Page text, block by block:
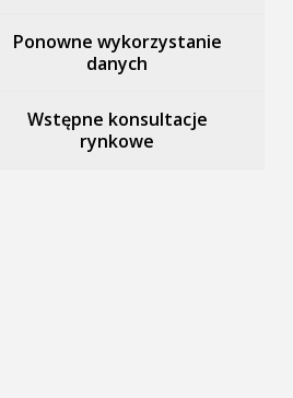
Ponowne wykorzystanie
danych
Wstępne konsultacje
rynkowe